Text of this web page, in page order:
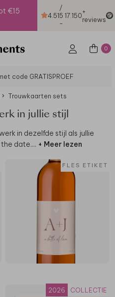
€15
4.51
/
5
-
17.150+
reviews
0
code GRATISPROEF
Trouwkaarten sets
in jullie stijl
in dezelfde stijl als jullie
date.... + Meer lezen
FLES ETIKET
2026 COLLECTIE